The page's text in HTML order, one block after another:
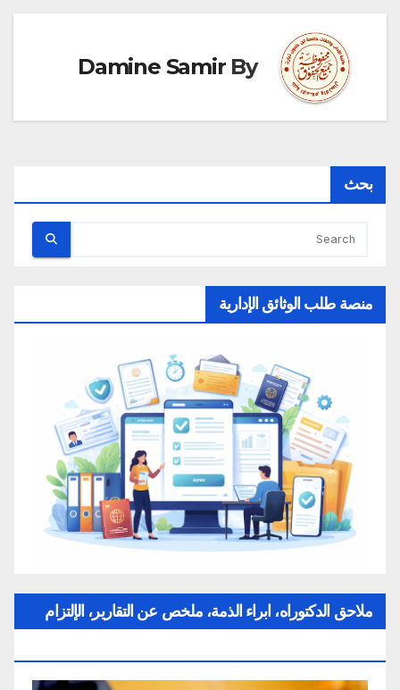
By
Damine Samir
بحث
منصة طلب الوثائق الإدارية
ملاحق الدكتوراه، ابراء الذمة، ملخص عن التقارير، الإلتزام